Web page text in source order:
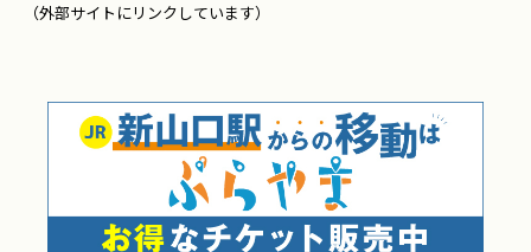
（外部サイトにリンクしています）